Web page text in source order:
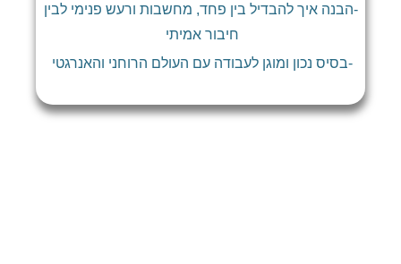
-הבנה איך להבדיל בין פחד, מחשבות ורעש פנימי לבין
חיבור אמיתי
-בסיס נכון ומוגן לעבודה עם העולם הרוחני והאנרגטי